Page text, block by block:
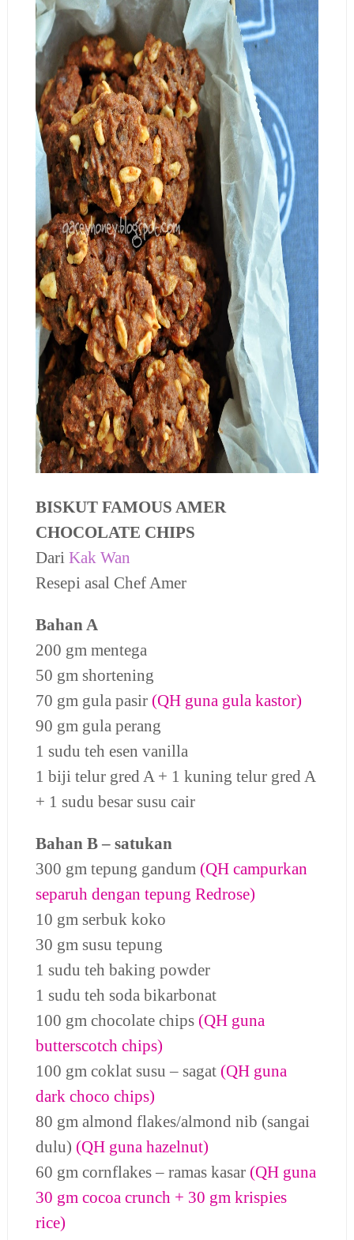
BISKUT FAMOUS AMER
CHOCOLATE CHIPS
Dari Kak Wan
Resepi asal Chef Amer
Bahan A
200 gm mentega
50 gm shortening
70 gm gula pasir (QH guna gula kastor)
90 gm gula perang
1 sudu teh esen vanilla
1 biji telur gred A + 1 kuning telur gred A
+ 1 sudu besar susu cair
Bahan B – satukan
300 gm tepung gandum (QH campurkan
separuh dengan tepung Redrose)
10 gm serbuk koko
30 gm susu tepung
1 sudu teh baking powder
1 sudu teh soda bikarbonat
100 gm chocolate chips (QH guna
butterscotch chips)
100 gm coklat susu – sagat (QH guna
dark choco chips)
80 gm almond flakes/almond nib (sangai
dulu) (QH guna hazelnut)
60 gm cornflakes – ramas kasar (QH guna
30 gm cocoa crunch + 30 gm krispies
rice)